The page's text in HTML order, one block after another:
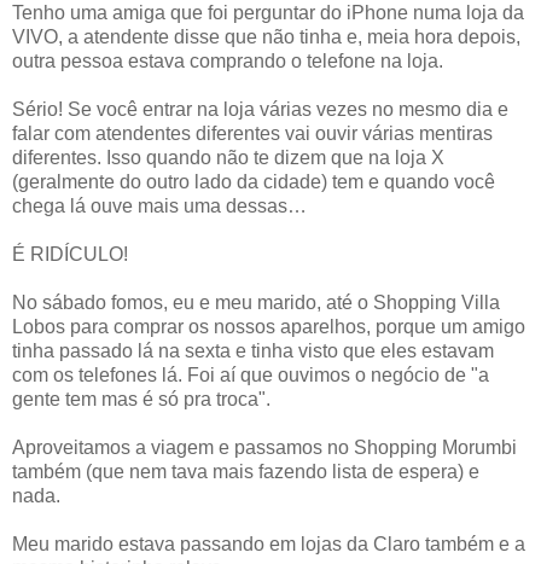
Tenho uma amiga que foi perguntar do iPhone numa loja da
VIVO, a atendente disse que não tinha e, meia hora depois,
outra pessoa estava comprando o telefone na loja.
Sério! Se você entrar na loja várias vezes no mesmo dia e
falar com atendentes diferentes vai ouvir várias mentiras
diferentes. Isso quando não te dizem que na loja X
(geralmente do outro lado da cidade) tem e quando você
chega lá ouve mais uma dessas…
É RIDÍCULO!
No sábado fomos, eu e meu marido, até o Shopping Villa
Lobos para comprar os nossos aparelhos, porque um amigo
tinha passado lá na sexta e tinha visto que eles estavam
com os telefones lá. Foi aí que ouvimos o negócio de "a
gente tem mas é só pra troca".
Aproveitamos a viagem e passamos no Shopping Morumbi
também (que nem tava mais fazendo lista de espera) e
nada.
Meu marido estava passando em lojas da Claro também e a